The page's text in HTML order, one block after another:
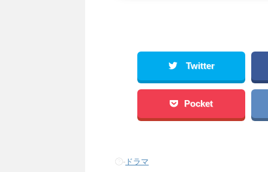
Twitter
Pocket
- ドラマ